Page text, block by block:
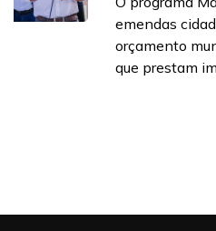
emendas
orçamento
que prestam